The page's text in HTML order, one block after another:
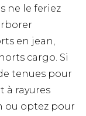
ne le feriez
en jean,
cargo. Si
tenues pour
à rayures
ou optez pour